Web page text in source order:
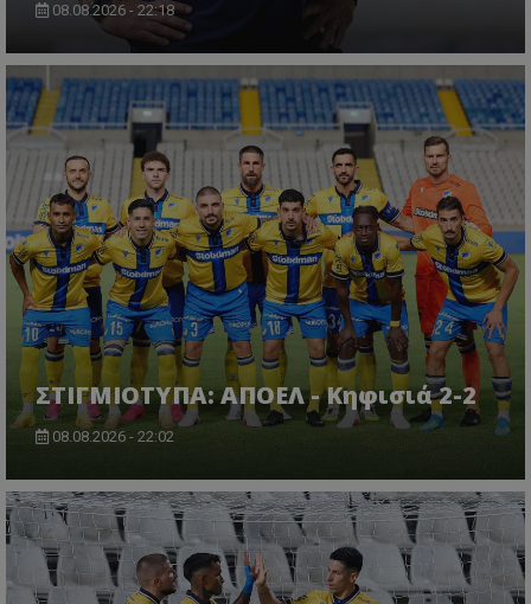
08.08.2026 - 22:18
ΣΤΙΓΜΙΟΤΥΠΑ: ΑΠΟΕΛ - Κηφισιά 2-2
08.08.2026 - 22:02